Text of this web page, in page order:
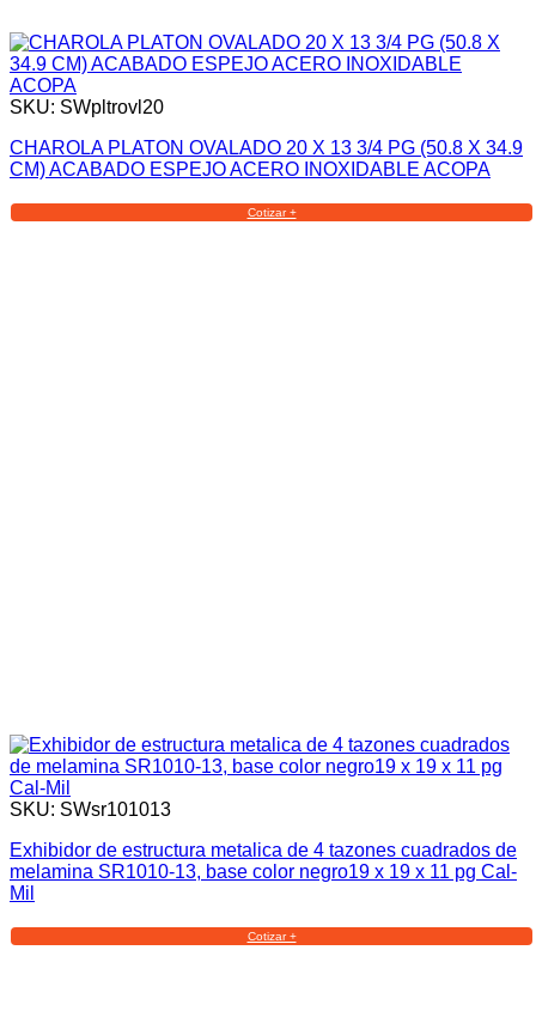
SKU: SWpltrovl20
CHAROLA PLATON OVALADO 20 X 13 3/4 PG (50.8 X 34.9
CM) ACABADO ESPEJO ACERO INOXIDABLE ACOPA
Cotizar +
SKU: SWsr101013
Exhibidor de estructura metalica de 4 tazones cuadrados de
melamina SR1010-13, base color negro19 x 19 x 11 pg Cal-
Mil
Cotizar +